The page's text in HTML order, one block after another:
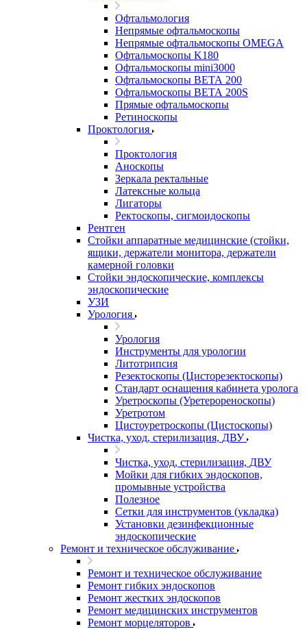
Офтальмология
Непрямые офтальмоскопы
Непрямые офтальмоскопы OMEGA
Офтальмоскопы K180
Офтальмоскопы mini3000
Офтальмоскопы ВЕТА 200
Офтальмоскопы ВЕТА 200S
Прямые офтальмоскопы
Ретиноскопы
Проктология
Проктология
Аноскопы
Зеркала ректальные
Латексные кольца
Лигаторы
Ректоскопы, сигмоидоскопы
Рентген
Стойки аппаратные медицинские (стойки,
ящики, держатели монитора, держатели
камерной головки
Стойки эндоскопические, комплексы
эндоскопические
УЗИ
Урология
Урология
Инструменты для урологии
Литотрипсия
Резектоскопы (Цисторезектоскопы)
Стандарт оснащения кабинета уролога
Уретроскопы (Уретерореноскопы)
Уретротом
Цистоуретроскопы (Цистоскопы)
Чистка, уход, стерилизация, ДВУ
Чистка, уход, стерилизация, ДВУ
Мойки для гибких эндоскопов,
промывные устройства
Полезное
Сетки для инструментов (укладка)
Установки дезинфекционные
эндоскопические
Ремонт и техническое обслуживание
Ремонт и техническое обслуживание
Ремонт гибких эндоскопов
Ремонт жестких эндоскопов
Ремонт медицинских инструментов
Ремонт морцеляторов